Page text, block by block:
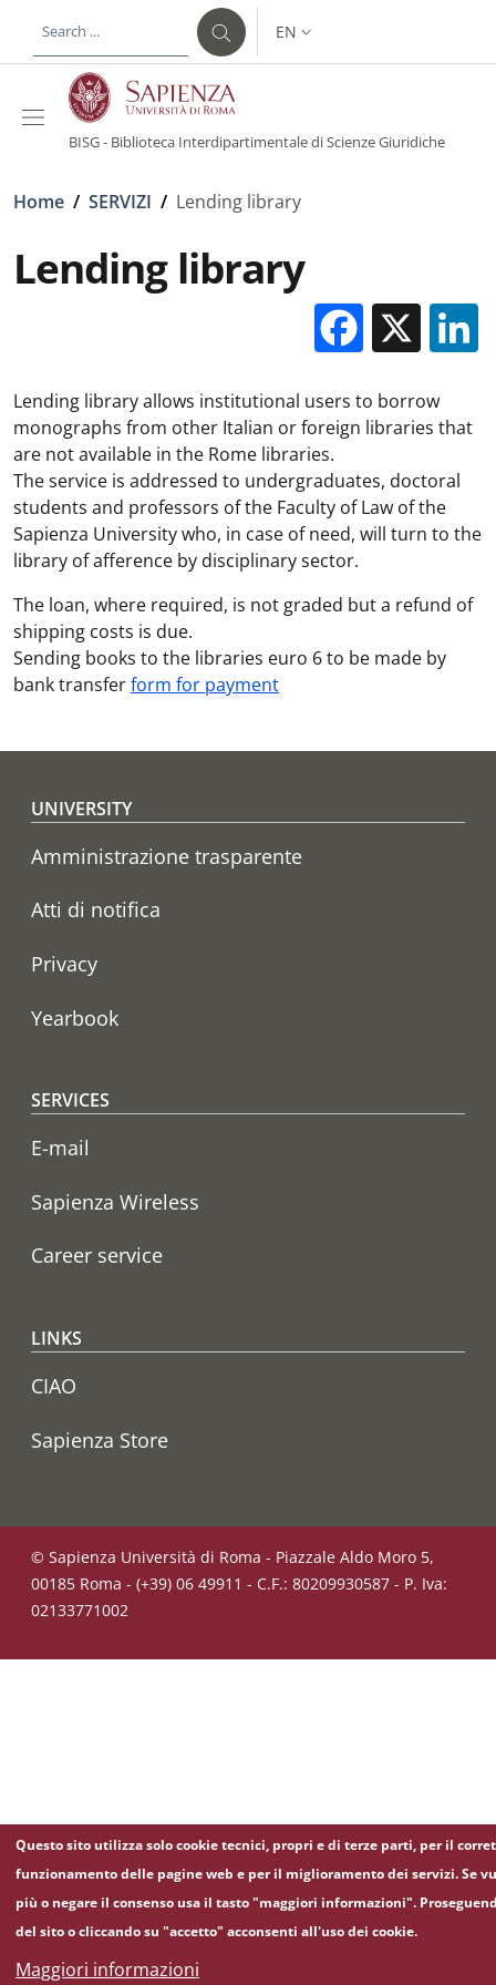
LANGUAGE SWITCHER:
EN
BISG - Biblioteca Interdipartimentale di Scienze Giuridiche
Breadcrumb
Home / SERVIZI / Lending library
Lending library
X
Lending library allows institutional users to borrow
monographs from other Italian or foreign libraries that
are not available in the Rome libraries.
The service is addressed to undergraduates, doctoral
students and professors of the Faculty of Law of the
Sapienza University who, in case of need, will turn to the
library of afference by disciplinary sector.
The loan, where required, is not graded but a refund of
shipping costs is due.
Sending books to the libraries euro 6 to be made by
bank transferform for payment
Footer menu
UNIVERSITY
Amministrazione trasparente
Atti di notifica
Privacy
Yearbook
SERVICES
E-mail
Sapienza Wireless
Career service
LINKS
CIAO
Sapienza Store
© Sapienza Università di Roma - Piazzale Aldo Moro 5,
00185 Roma - (+39) 06 49911 - C.F.: 80209930587 - P. Iva:
02133771002
Questo sito utilizza solo cookie tecnici, propri e di terze parti, per il
funzionamento delle pagine web e per il miglioramento dei servizi. Se
più o negare il consenso usa il tasto "maggiori informazioni".
del sito o cliccando su "accetto" acconsenti all'uso dei cookie.
Maggiori informazioni